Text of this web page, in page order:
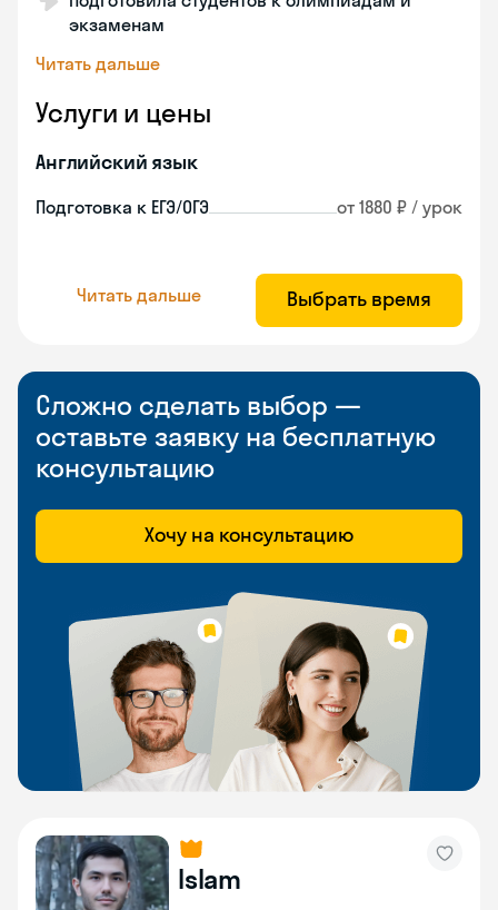
экзаменам
Читать дальше
Услуги и цены
Английский язык
Подготовка к ЕГЭ/ОГЭ от 1880 ₽ / урок
Читать дальше Выбрать время
Сложно сделать выбор —
оставьте заявку на бесплатную
консультацию
Хочу на консультацию
Islam